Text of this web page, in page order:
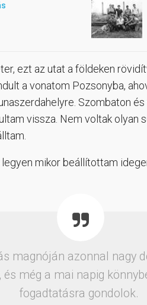
ezt az utat a földeken
a vonatom Pozsonyba,
Szombaton
vissza. Nem voltak olyan
mikor beállítottam
magnóján azonnal nagy
és még a mai napig
fogadtatásra gondolok.